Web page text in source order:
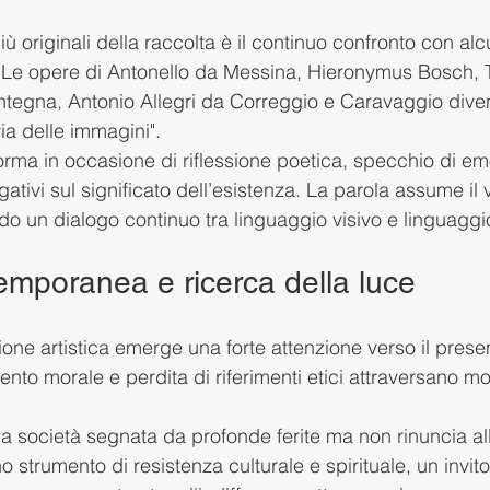
originali della raccolta è il continuo confronto con
opere di Antonello da Messina, Hieronymus Bosch,
Antonio Allegri da Correggio e Caravaggio
delle immagini".
in occasione di riflessione poetica, specchio di
sul significato dell’esistenza. La parola assume
un dialogo continuo tra linguaggio visivo e
e ricerca della luce
artistica emerge una forte attenzione verso il
morale e perdita di riferimenti etici attraversano
società segnata da profonde ferite ma non rinuncia
strumento di resistenza culturale e spirituale, un